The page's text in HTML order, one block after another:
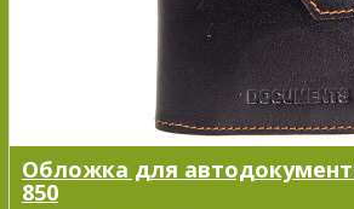
Обложка для
850